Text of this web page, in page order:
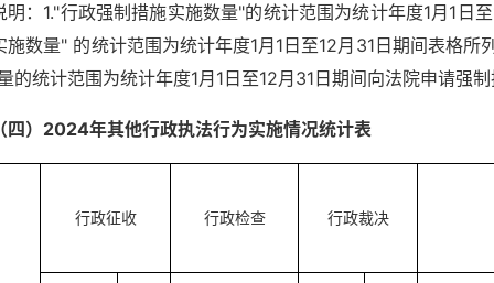
明：1."行政强制措施实施数量"的统计范围为统计年度1月1日
施数量" 的统计范围为统计年度1月1日至12月31日期间表格
的统计范围为统计年度1月1日至12月31日期间向法院申请强
（四）2024年其他行政执法行为实施情况统计表
行政征收 行政检查 行政裁决